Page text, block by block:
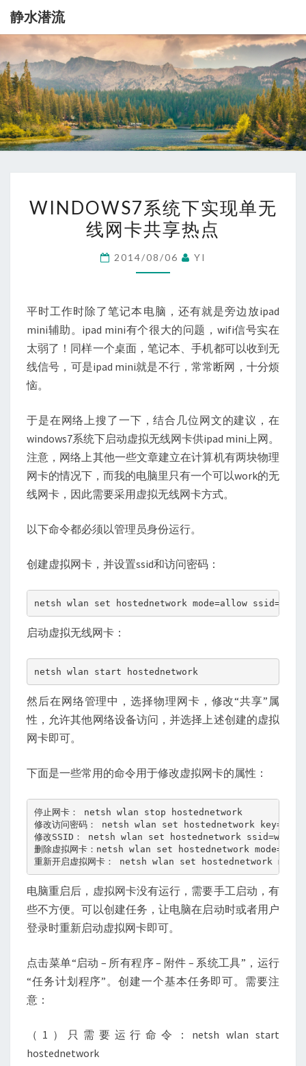
静水潜流
静
水
潜
记
录
一
点
生
活
系
统
实
单
无
线
网
享
热
点
WINDOWS7系统下实现单无
线网卡共享热点
2014/08/06 YI
平时工作时除了笔记本电脑，还有就是旁边放ipad
mini辅助。ipad mini有个很大的问题，wifi信号实在
太弱了！同样一个桌面，笔记本、手机都可以收到无
线信号，可是ipad mini就是不行，常常断网，十分烦
恼。
于是在网络上搜了一下，结合几位网文的建议，在
windows7系统下启动虚拟无线网卡供ipad mini上网。
注意，网络上其他一些文章建立在计算机有两块物理
网卡的情况下，而我的电脑里只有一个可以work的无
线网卡，因此需要采用虚拟无线网卡方式。
以下命令都必须以管理员身份运行。
创建虚拟网卡，并设置ssid和访问密码：
netsh wlan set hostednetwork mode=allow
启动虚拟无线网卡：
netsh wlan start hostednetwork
然后在网络管理中，选择物理网卡，修改“共享”属
性，允许其他网络设备访问，并选择上述创建的虚拟
网卡即可。
下面是一些常用的命令用于修改虚拟网卡的属性：
停止网卡： netsh wlan stop hostednetwork
修改访问密码： netsh wlan set hostednetwork key=1234
修改SSID： netsh wlan set hostednetwork ssid=work2
删除虚拟网卡：netsh wlan set hostednetwork mode=
重新开启虚拟网卡： netsh wlan set hostednetwork
电脑重启后，虚拟网卡没有运行，需要手工启动，有
些不方便。可以创建任务，让电脑在启动时或者用户
登录时重新启动虚拟网卡即可。
点击菜单“启动 – 所有程序 – 附件 – 系统工具”，运行
“任务计划程序”。创建一个基本任务即可。需要注
意：
（1）只需要运行命令：netsh wlan start
hostednetwork